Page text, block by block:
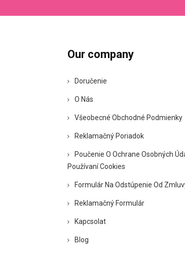
Our company
Doručenie
O Nás
Všeobecné Obchodné Podmienky
Reklamačný Poriadok
Poučenie O Ochrane Osobných
Používaní Cookies
Formulár Na Odstúpenie Od
Reklamačný Formulár
Kapcsolat
Blog